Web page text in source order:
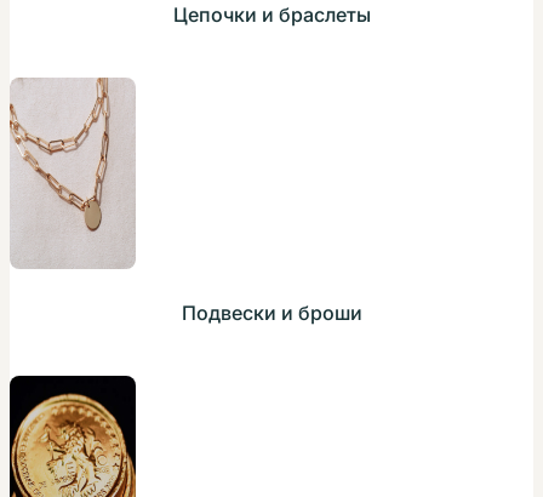
Цепочки и браслеты
Подвески и броши